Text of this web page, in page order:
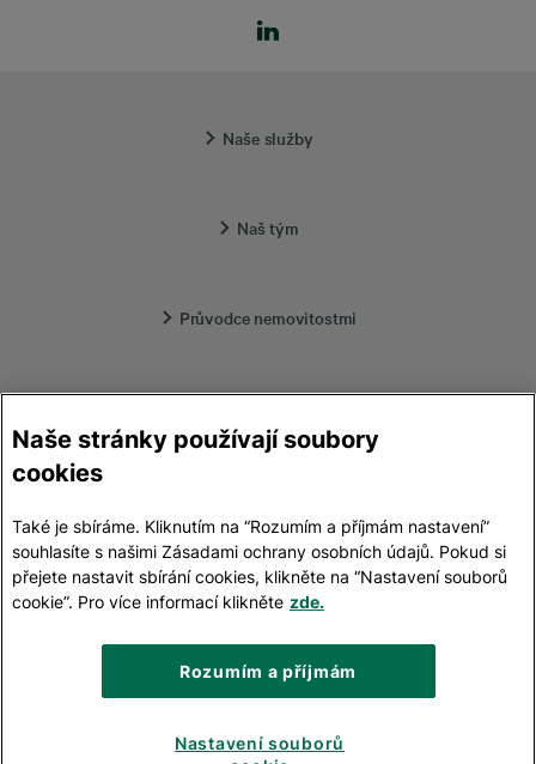
Naše služby
Naš tým
Průvodce nemovitostmi
Ochrana osobních údajů
+420 224 814 060
© 2026 CBRE
Naše stránky používají soubory
cookies
Také je sbíráme. Kliknutím na “Rozumím a příjmám nastavení”
souhlasíte s našimi Zásadami ochrany osobních údajů. Pokud si
přejete nastavit sbírání cookies, klikněte na “Nastavení souborů
cookie”. Pro více informací klikněte zde.
Rozumím a příjmám
Nastavení souborů